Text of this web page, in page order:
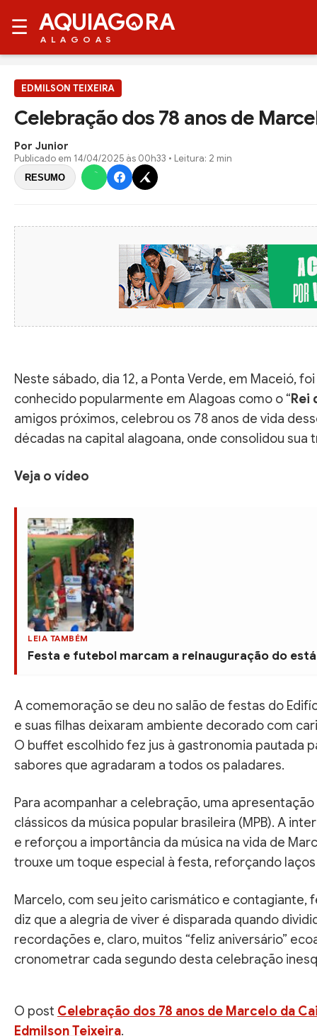
☰ AQUIAG RA
ALAGOAS
EDMILSON TEIXEIRA
Celebração dos 78 anos de
Por Junior
Publicado em 14/04/2025 às 00h33 • Leitura: 2 min
RESUMO
Neste sábado, dia 12, a Ponta Verde, em Maceió,
conhecido popularmente em Alagoas como o “Rei
amigos próximos, celebrou os 78 anos de vida
décadas na capital alagoana, onde consolidou
Veja o vídeo
LEIA TAMBÉM
Festa e futebol marcam a reinauguração do
A comemoração se deu no salão de festas do
e suas filhas deixaram ambiente decorado com
O buffet escolhido fez jus à gastronomia pautada
sabores que agradaram a todos os paladares.
Para acompanhar a celebração, uma
clássicos da música popular brasileira (MPB). A
e reforçou a importância da música na vida de
trouxe um toque especial à festa, reforçando
Marcelo, com seu jeito carismático e contagiante,
diz que a alegria de viver é disparada quando
recordações e, claro, muitos “feliz aniversário”
cronometrar cada segundo desta celebração
O post Celebração dos 78 anos de Marcelo da
Edmilson Teixeira.